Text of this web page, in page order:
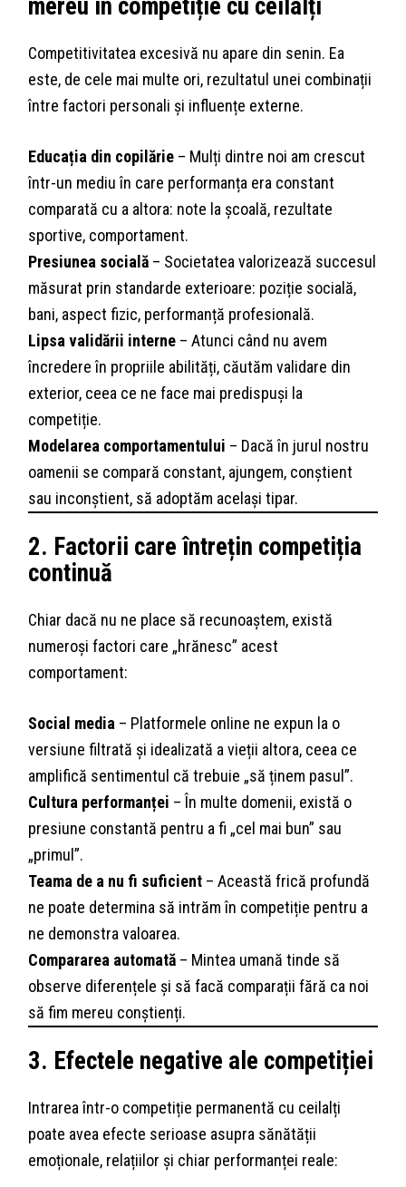
mereu în competiție cu ceilalți
Competitivitatea excesivă nu apare din senin. Ea
este, de cele mai multe ori, rezultatul unei combinații
între factori personali și influențe externe.
Educația din copilărie – Mulți dintre noi am crescut
într-un mediu în care performanța era constant
comparată cu a altora: note la școală, rezultate
sportive, comportament.
Presiunea socială – Societatea valorizează succesul
măsurat prin standarde exterioare: poziție socială,
bani, aspect fizic, performanță profesională.
Lipsa validării interne – Atunci când nu avem
încredere în propriile abilități, căutăm validare din
exterior, ceea ce ne face mai predispuși la
competiție.
Modelarea comportamentului – Dacă în jurul nostru
oamenii se compară constant, ajungem, conștient
sau inconștient, să adoptăm același tipar.
2. Factorii care întrețin competiția
continuă
Chiar dacă nu ne place să recunoaștem, există
numeroși factori care „hrănesc” acest
comportament:
Social media – Platformele online ne expun la o
versiune filtrată și idealizată a vieții altora, ceea ce
amplifică sentimentul că trebuie „să ținem pasul”.
Cultura performanței – În multe domenii, există o
presiune constantă pentru a fi „cel mai bun” sau
„primul”.
Teama de a nu fi suficient – Această frică profundă
ne poate determina să intrăm în competiție pentru a
ne demonstra valoarea.
Compararea automată – Mintea umană tinde să
observe diferențele și să facă comparații fără ca noi
să fim mereu conștienți.
3. Efectele negative ale competiției
Intrarea într-o competiție permanentă cu ceilalți
poate avea efecte serioase asupra sănătății
emoționale, relațiilor și chiar performanței reale: